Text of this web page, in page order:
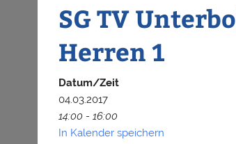
SG TV
Herren 1
Datum/Zeit
04.03.2017
14:00 - 16:00
In Kalender speichern